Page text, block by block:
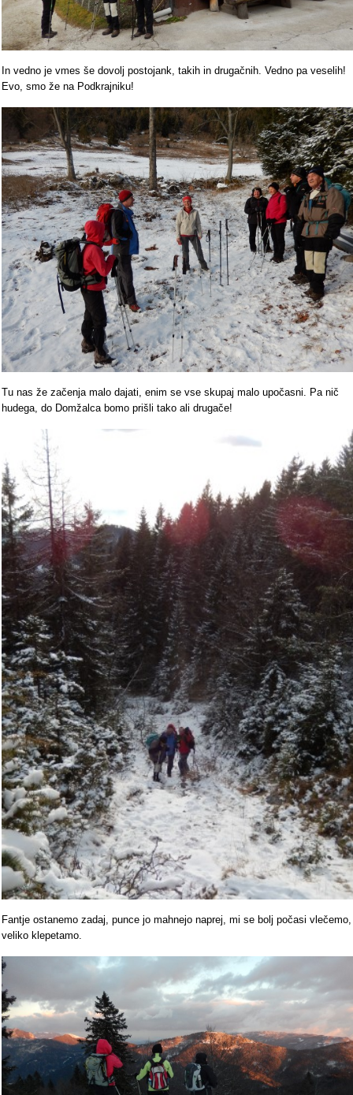
In vedno je vmes še dovolj postojank, takih in drugačnih. Vedno pa veselih!
Evo, smo že na Podkrajniku!
Tu nas že začenja malo dajati, enim se vse skupaj malo upočasni. Pa nič
hudega, do Domžalca bomo prišli tako ali drugače!
Fantje ostanemo zadaj, punce jo mahnejo naprej, mi se bolj počasi vlečemo,
veliko klepetamo.